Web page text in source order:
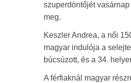
szuperdöntőjét
meg.
Keszler Andrea, a női
magyar indulója a
búcsúzott, és a 34.
A férfiaknál magyar